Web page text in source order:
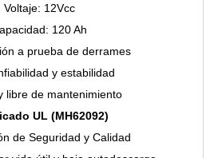
Voltaje: 12Vcc
120 Ah
a prueba de derrames
y estabilidad
libre de mantenimiento
UL (MH62092)
de Seguridad y Calidad